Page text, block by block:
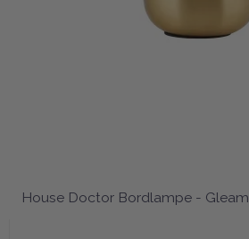
House Doctor Bordlampe -